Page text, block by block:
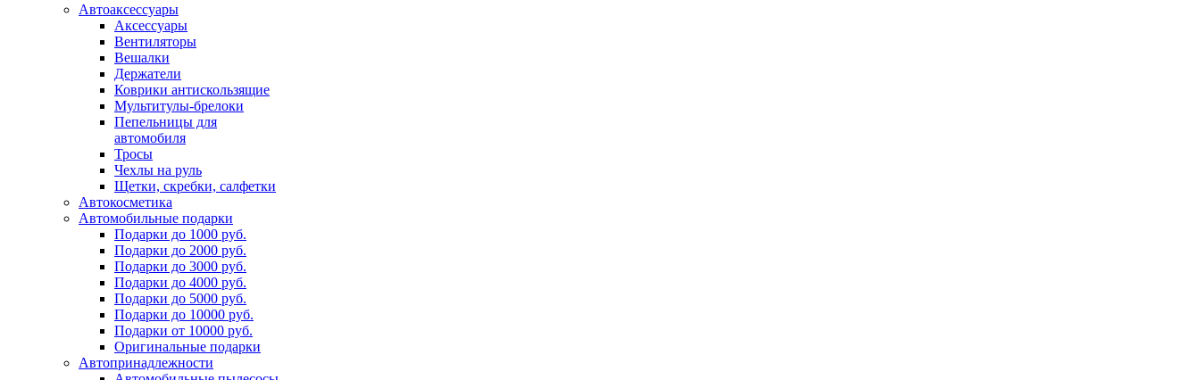
Автоаксессуары
Аксессуары
Вентиляторы
Вешалки
Держатели
Коврики антискользящие
Мультитулы-брелоки
Пепельницы для
автомобиля
Тросы
Чехлы на руль
Щетки, скребки, салфетки
Автокосметика
Автомобильные подарки
Подарки до 1000 руб.
Подарки до 2000 руб.
Подарки до 3000 руб.
Подарки до 4000 руб.
Подарки до 5000 руб.
Подарки до 10000 руб.
Подарки от 10000 руб.
Оригинальные подарки
Автопринадлежности